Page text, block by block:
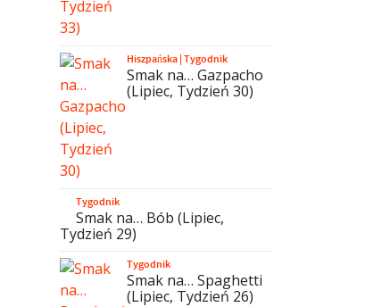
Hiszpańska|Tygodnik
Smak na… Gazpacho
(Lipiec, Tydzień 30)
Tygodnik
Smak na… Bób (Lipiec,
Tydzień 29)
Tygodnik
Smak na… Spaghetti
(Lipiec, Tydzień 26)